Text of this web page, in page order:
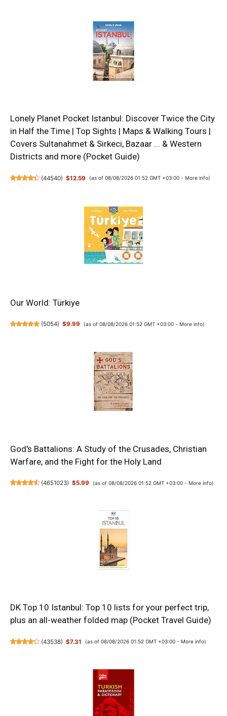
Lonely Planet Pocket Istanbul: Discover Twice the City
in Half the Time | Top Sights | Maps & Walking Tours |
Covers Sultanahmet & Sirkeci, Bazaar ... & Western
Districts and more (Pocket Guide)
(44540) $12.59 (as of 08/08/2026 01:52 GMT +03:00 - More info)
Our World: Türkiye
(5054) $9.99 (as of 08/08/2026 01:52 GMT +03:00 - More info)
God's Battalions: A Study of the Crusades, Christian
Warfare, and the Fight for the Holy Land
(4651023) $5.99 (as of 08/08/2026 01:52 GMT +03:00 - More info)
DK Top 10 Istanbul: Top 10 lists for your perfect trip,
plus an all-weather folded map (Pocket Travel Guide)
(43538) $7.31 (as of 08/08/2026 01:52 GMT +03:00 - More info)